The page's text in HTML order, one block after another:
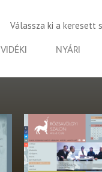
Válassza ki a keresett
VIDÉKI NYÁRI